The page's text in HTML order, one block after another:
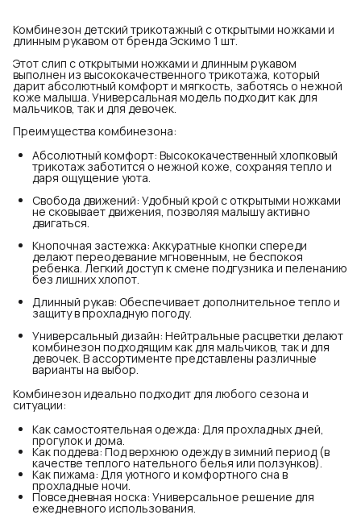
Комбинезон детский трикотажный с открытыми ножками и
длинным рукавом от бренда Эскимо 1 шт.
Этот слип с открытыми ножками и длинным рукавом
выполнен из высококачественного трикотажа, который
дарит абсолютный комфорт и мягкость, заботясь о нежной
коже малыша. Универсальная модель подходит как для
мальчиков, так и для девочек.
Преимущества комбинезона:
Абсолютный комфорт: Высококачественный хлопковый
трикотаж заботится о нежной коже, сохраняя тепло и
даря ощущение уюта.
Свобода движений: Удобный крой с открытыми ножками
не сковывает движения, позволяя малышу активно
двигаться.
Кнопочная застежка: Аккуратные кнопки спереди
делают переодевание мгновенным, не беспокоя
ребенка. Легкий доступ к смене подгузника и пеленанию
без лишних хлопот.
Длинный рукав: Обеспечивает дополнительное тепло и
защиту в прохладную погоду.
Универсальный дизайн: Нейтральные расцветки делают
комбинезон подходящим как для мальчиков, так и для
девочек. В ассортименте представлены различные
варианты на выбор.
Комбинезон идеально подходит для любого сезона и
ситуации:
Как самостоятельная одежда: Для прохладных дней,
прогулок и дома.
Как поддева: Под верхнюю одежду в зимний период (в
качестве теплого нательного белья или ползунков).
Как пижама: Для уютного и комфортного сна в
прохладные ночи.
Повседневная носка: Универсальное решение для
ежедневного использования.